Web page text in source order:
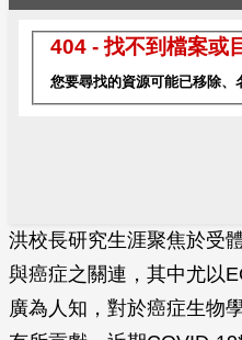
洪校長研究生涯聚焦於受
與癌症之關連，其中尤以
廣為人知，對於癌症生物